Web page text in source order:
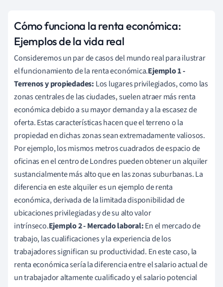
Cómo funciona la renta económica:
Ejemplos de la vida real
Consideremos un par de casos del mundo real para ilustrar
el funcionamiento de la renta económica.Ejemplo 1 -
Terrenos y propiedades: Los lugares privilegiados, como las
zonas centrales de las ciudades, suelen atraer más renta
económica debido a su mayor demanda y a la escasez de
oferta. Estas características hacen que el terreno o la
propiedad en dichas zonas sean extremadamente valiosos.
Por ejemplo, los mismos metros cuadrados de espacio de
oficinas en el centro de Londres pueden obtener un alquiler
sustancialmente más alto que en las zonas suburbanas. La
diferencia en este alquiler es un ejemplo de renta
económica, derivada de la limitada disponibilidad de
ubicaciones privilegiadas y de su alto valor
intrínseco.Ejemplo 2 - Mercado laboral:En el mercado de
trabajo, las cualificaciones y la experiencia de los
trabajadores significan su productividad. En este caso, la
renta económica sería la diferencia entre el salario actual de
un trabajador altamente cualificado y el salario potencial